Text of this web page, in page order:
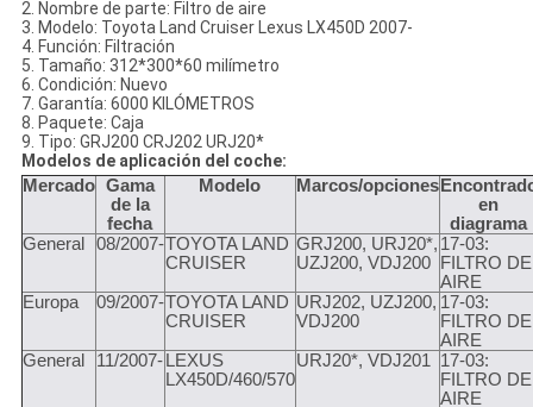
2. Nombre de parte: Filtro de aire
3. Modelo: Toyota Land Cruiser Lexus LX450D 2007-
4. Función: Filtración
5. Tamaño: 312*300*60 milímetro
6. Condición: Nuevo
7. Garantía: 6000 KILÓMETROS
8. Paquete: Caja
9. Tipo: GRJ200 CRJ202 URJ20*
Modelos de aplicación del coche:
Mercado Gama
de la
fecha
Modelo Marcos/opciones
en
diagrama
General
08/2007-TOYOTA LAND
CRUISER
GRJ200, URJ20*,
UZJ200, VDJ200
17-03:
FILTRO DE
AIRE
Europa
09/2007-TOYOTA LAND
CRUISER
URJ202, UZJ200,
VDJ200
17-03:
FILTRO DE
AIRE
General
11/2007- LEXUS
LX450D/460/570
URJ20*, VDJ201 17-03:
FILTRO DE
AIRE